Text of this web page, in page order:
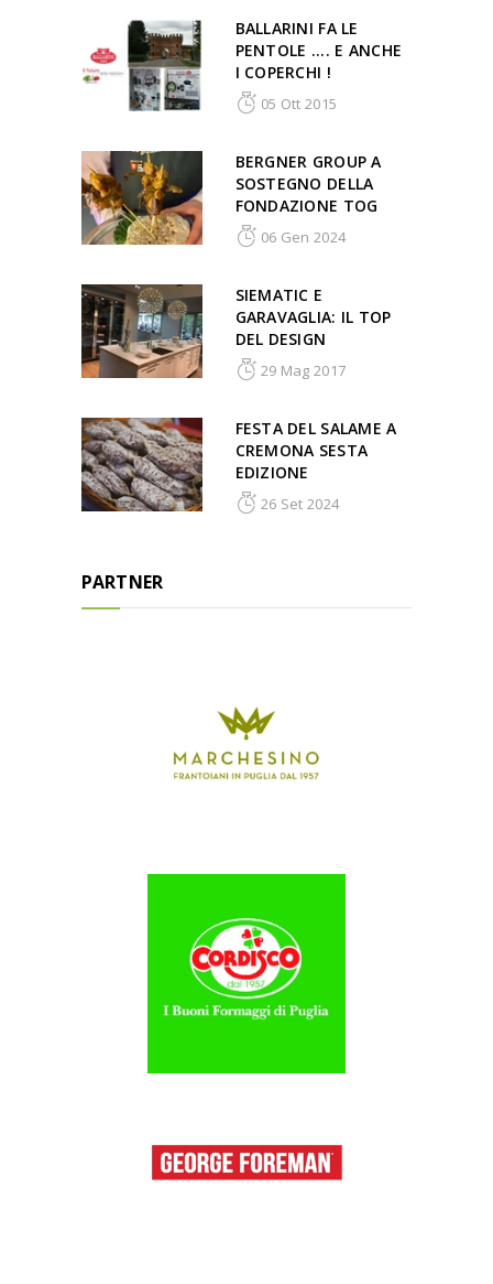
BALLARINI FA LE
PENTOLE .... E ANCHE
I COPERCHI !
05 Ott 2015
BERGNER GROUP A
SOSTEGNO DELLA
FONDAZIONE TOG
06 Gen 2024
SIEMATIC E
GARAVAGLIA: IL TOP
DEL DESIGN
29 Mag 2017
FESTA DEL SALAME A
CREMONA SESTA
EDIZIONE
26 Set 2024
PARTNER